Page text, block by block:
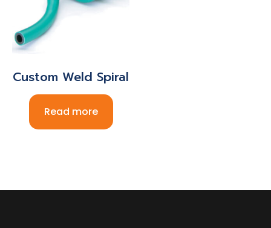
Custom Weld Spiral
Read more